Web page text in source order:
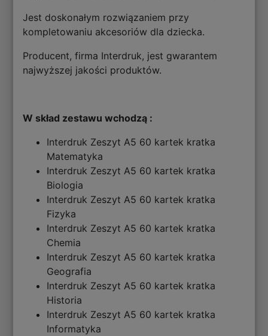
Jest doskonałym rozwiązaniem przy
kompletowaniu akcesoriów dla dziecka.
Producent, firma Interdruk, jest gwarantem
najwyższej jakości produktów.
W skład zestawu wchodzą :
Interdruk Zeszyt A5 60 kartek kratka
Matematyka
Interdruk Zeszyt A5 60 kartek kratka
Biologia
Interdruk Zeszyt A5 60 kartek kratka
Fizyka
Interdruk Zeszyt A5 60 kartek kratka
Chemia
Interdruk Zeszyt A5 60 kartek kratka
Geografia
Interdruk Zeszyt A5 60 kartek kratka
Historia
Interdruk Zeszyt A5 60 kartek kratka
Informatyka